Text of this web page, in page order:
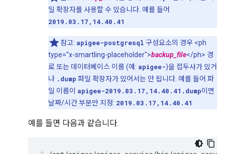
일 확장자를 사용할 수 있습니다. 예를 들어
2019.03.17,14.40.41
참고: apigee-postgresql 구성요소의 경우 <ph
type="x-smartling-placeholder">backup_file</ph> 경
로 또는 데이터베이스 이름 (예: apigee-)을 접두사가 있거
나 .dump 파일 확장자가 있어서는 안 됩니다. 예를 들어 파
일 이름이 apigee-2019.03.17,14.40.41.dump이면
날짜/시간 부분만 지정: 2019.03.17,14.40.41
예를 들면 다음과 같습니다.